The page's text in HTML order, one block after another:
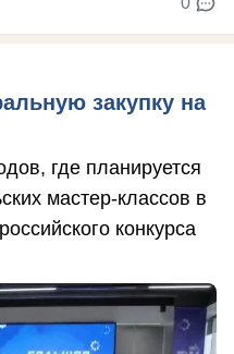
закупку на
где планируется
мастер-классов в
конкурса